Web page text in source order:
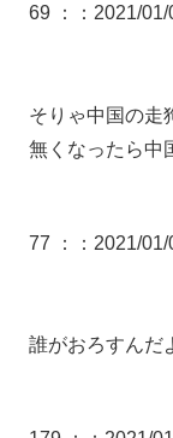
69 ： ：2021/
そりゃ中国の走
無くなったら中
77 ： ：2021/
誰がおろすんだ